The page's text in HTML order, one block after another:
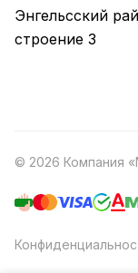
Энгельсский
строение 3
© 2026 Компания